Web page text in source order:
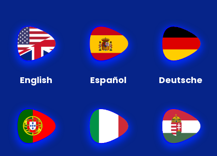
English Español Deutsche